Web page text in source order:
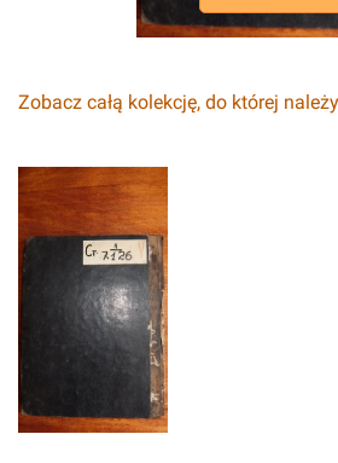
Zobacz całą kolekcję, do której